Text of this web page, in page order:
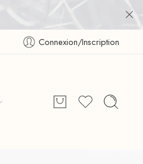
Connexion/Inscription